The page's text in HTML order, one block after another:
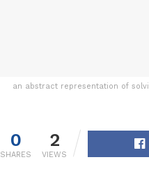
an abstract representation of
0
SHARES
2
VIEWS